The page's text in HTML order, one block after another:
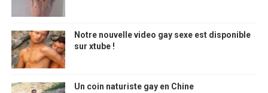
Notre nouvelle video gay sexe est disponible
sur xtube !
Un coin naturiste gay en Chine